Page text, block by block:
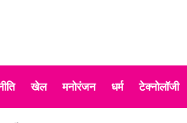
खेल मनोरंजन धर्म टेक्नोलॉजी